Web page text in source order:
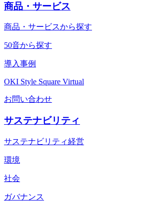
商品・サービス
商品・サービスから探す
50音から探す
導入事例
OKI Style Square Virtual
お問い合わせ
サステナビリティ
サステナビリティ経営
環境
社会
ガバナンス